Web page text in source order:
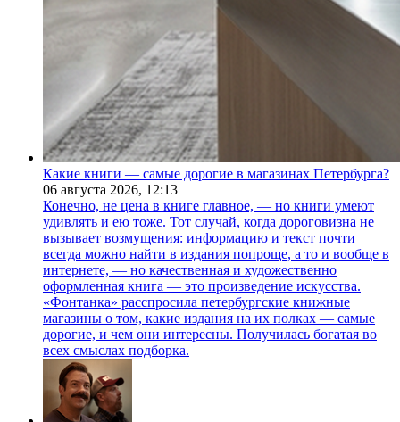
Какие книги — самые дорогие в магазинах Петербурга?
06 августа 2026, 12:13
Конечно, не цена в книге главное, — но книги умеют
удивлять и ею тоже. Тот случай, когда дороговизна не
вызывает возмущения: информацию и текст почти
всегда можно найти в издания попроще, а то и вообще в
интернете, — но качественная и художественно
оформленная книга — это произведение искусства.
«Фонтанка» расспросила петербургские книжные
магазины о том, какие издания на их полках — самые
дорогие, и чем они интересны. Получилась богатая во
всех смыслах подборка.